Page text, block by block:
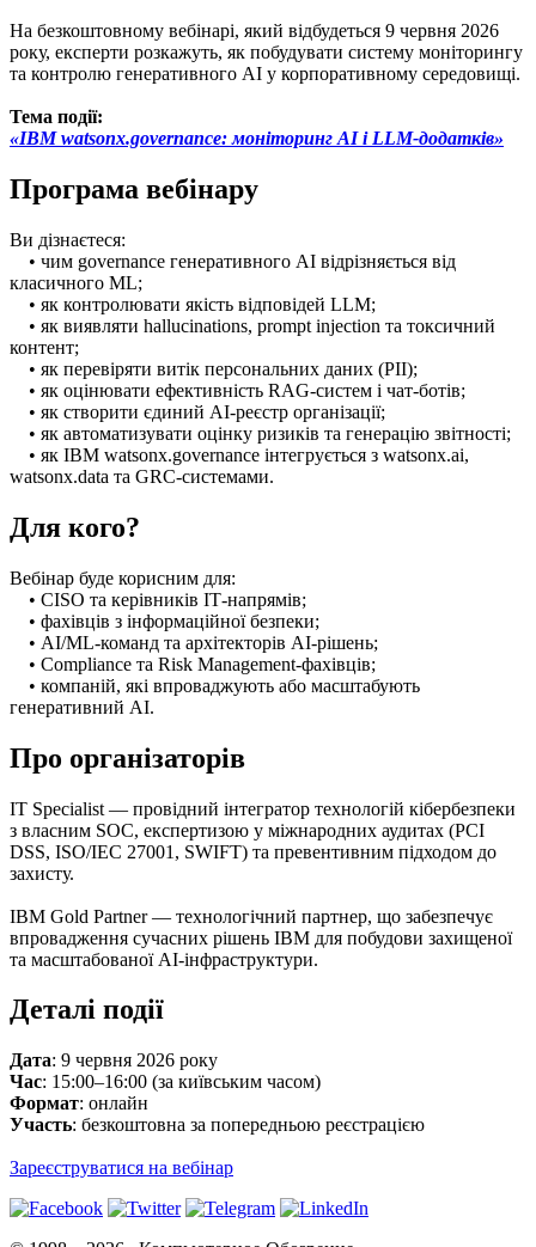
На безкоштовному вебінарі, який відбудеться 9 червня 2026
року, експерти розкажуть, як побудувати систему моніторингу
та контролю генеративного AI у корпоративному середовищі.
Тема події:
«IBM watsonx.governance: моніторинг AI і LLM-додатків»
Програма вебінару
Ви дізнаєтеся:
• чим governance генеративного AI відрізняється від
класичного ML;
• як контролювати якість відповідей LLM;
• як виявляти hallucinations, prompt injection та токсичний
контент;
• як перевіряти витік персональних даних (PII);
• як оцінювати ефективність RAG-систем і чат-ботів;
• як створити єдиний AI-реєстр організації;
• як автоматизувати оцінку ризиків та генерацію звітності;
• як IBM watsonx.governance інтегрується з watsonx.ai,
watsonx.data та GRC-системами.
Для кого?
Вебінар буде корисним для:
• CISO та керівників ІТ-напрямів;
• фахівців з інформаційної безпеки;
• AI/ML-команд та архітекторів AI-рішень;
• Compliance та Risk Management-фахівців;
• компаній, які впроваджують або масштабують
генеративний AI.
Про організаторів
IT Specialist — провідний інтегратор технологій кібербезпеки
з власним SOC, експертизою у міжнародних аудитах (PCI
DSS, ISO/IEC 27001, SWIFT) та превентивним підходом до
захисту.
IBM Gold Partner — технологічний партнер, що забезпечує
впровадження сучасних рішень IBM для побудови захищеної
та масштабованої AI-інфраструктури.
Деталі події
Дата: 9 червня 2026 року
Час: 15:00–16:00 (за київським часом)
Формат: онлайн
Участь: безкоштовна за попередньою реєстрацією
Зареєструватися на вебінар